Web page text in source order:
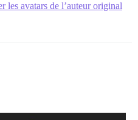
les avatars de l’auteur original